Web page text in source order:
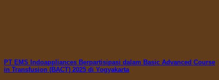
PT EMS Indoappliances Berpartisipasi dalam Basic Advanced Course
in Transfusion (BACT) 2025 di Yogyakarta